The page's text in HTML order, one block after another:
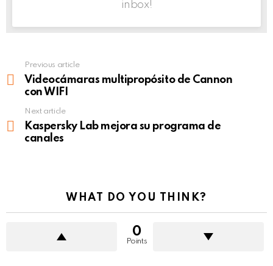
inbox!
more
Previous article
Videocámaras multipropósito de Cannon
con WIFI
Next article
Kaspersky Lab mejora su programa de
canales
WHAT DO YOU THINK?
0
Points